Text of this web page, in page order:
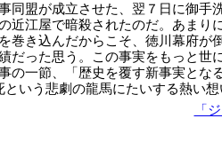
同盟が成立させた、翌７日に御手
近江屋で暗殺されたのだ。あまり
巻き込んだからこそ、徳川幕府が
だった思う。この事実をもっと世
の一節、「歴史を覆す新事実とな
という悲劇の龍馬にたいする熱い想
「